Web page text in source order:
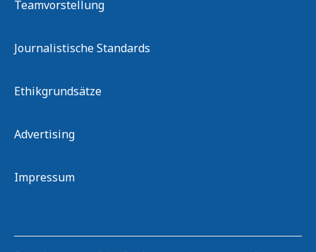
Teamvorstellung
Journalistische Standards
Ethikgrundsätze
Advertising
Impressum